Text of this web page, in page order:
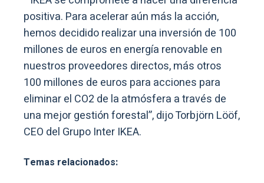
positiva. Para acelerar aún más la acción,
hemos decidido realizar una inversión de 100
millones de euros en energía renovable en
nuestros proveedores directos, más otros
100 millones de euros para acciones para
eliminar el CO2 de la atmósfera a través de
una mejor gestión forestal”, dijo Torbjörn Lööf,
CEO del Grupo Inter IKEA.
Temas relacionados: